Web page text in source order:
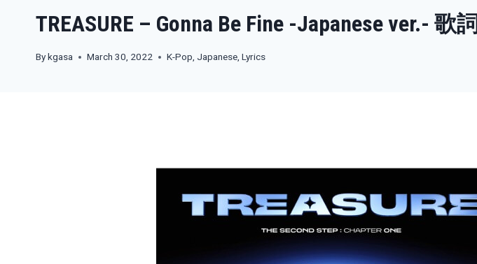
TREASURE – Gonna Be Fine -Japanese ver.- 歌詞
Bykgasa March 30, 2022 K-Pop, Japanese,Lyrics